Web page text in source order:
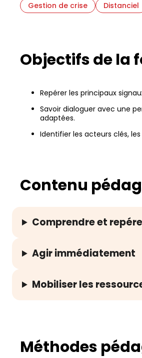
Gestion de crise
Distanciel
Objectifs de la
Repérer les principaux
Savoir dialoguer avec une
adaptées.
Identifier les acteurs clés,
Contenu
Comprendre et
Agir immédiatement
Mobiliser les
Méthodes